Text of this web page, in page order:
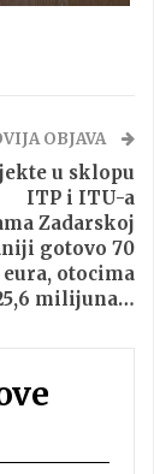
OBJAVA
u sklopu
ITP i ITU-a
Zadarskoj
gotovo 70
otocima
milijuna…